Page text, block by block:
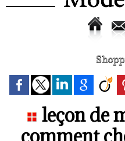
leçon de
comment